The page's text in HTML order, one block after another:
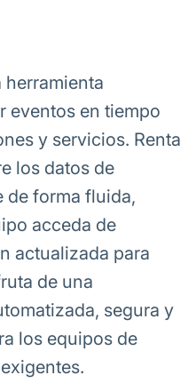
eventos en tiempo
y servicios. Renta
los datos de
de forma fluida,
acceda de
actualizada para
de una
segura y
los equipos de